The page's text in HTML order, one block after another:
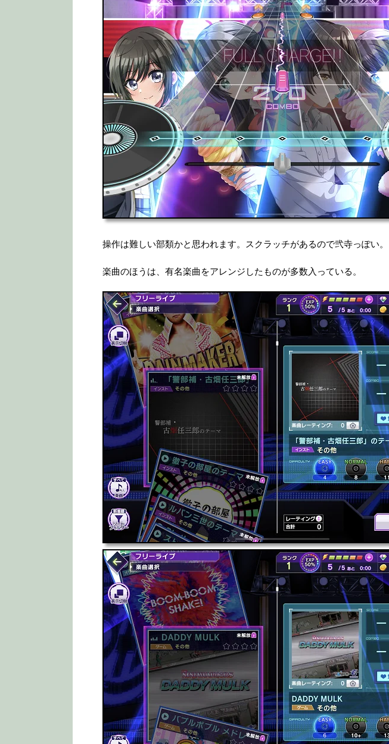
操作は難しい部類かと思われます。スクラッチがあるので弐寺っぽい。
楽曲のほうは、有名楽曲をアレンジしたものが多数入っている。